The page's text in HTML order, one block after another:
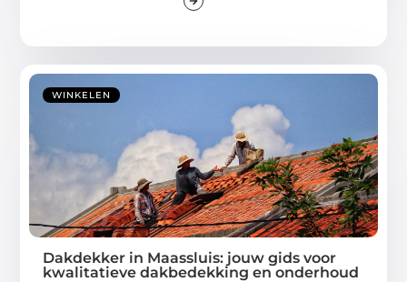
WINKELEN
Dakdekker in Maassluis: jouw gids voor
kwalitatieve dakbedekking en onderhoud